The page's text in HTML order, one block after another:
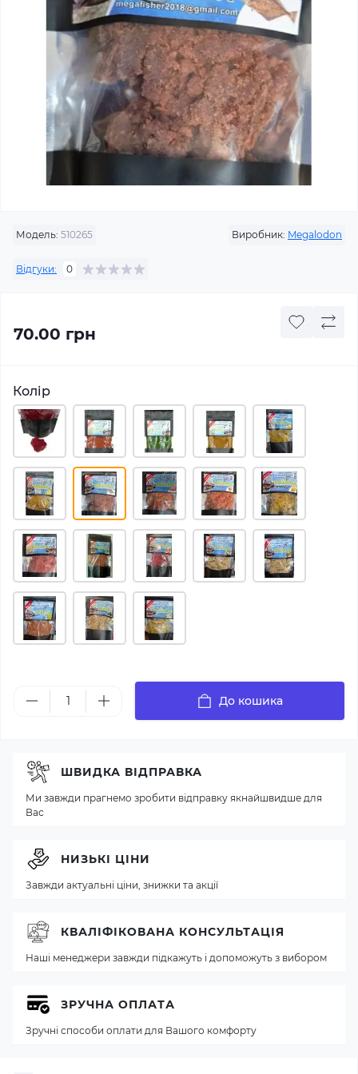
Модель: 510265 Виробник: Megalodon
Відгуки: 0
70.00 грн
Колір
До кошика
ШВИДКА ВІДПРАВКА
Ми завжди прагнемо зробити відправку якнайшвидше для
Вас
НИЗЬКІ ЦІНИ
Завжди актуальні ціни, знижки та акції
КВАЛІФІКОВАНА КОНСУЛЬТАЦІЯ
Наші менеджери завжди підкажуть і допоможуть з вибором
ЗРУЧНА ОПЛАТА
Зручні способи оплати для Вашого комфорту